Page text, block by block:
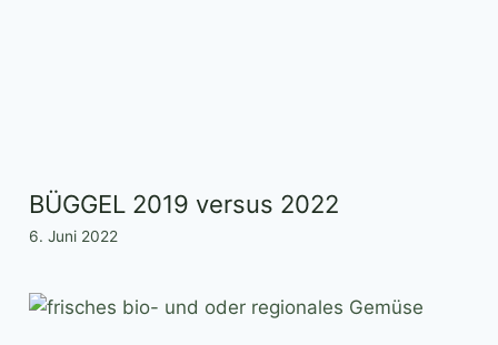
BÜGGEL 2019 versus 2022
6. Juni 2022